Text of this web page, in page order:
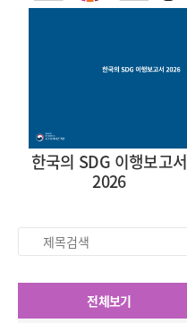
한국의 SDG 이행보고서
2026
제
전체보기